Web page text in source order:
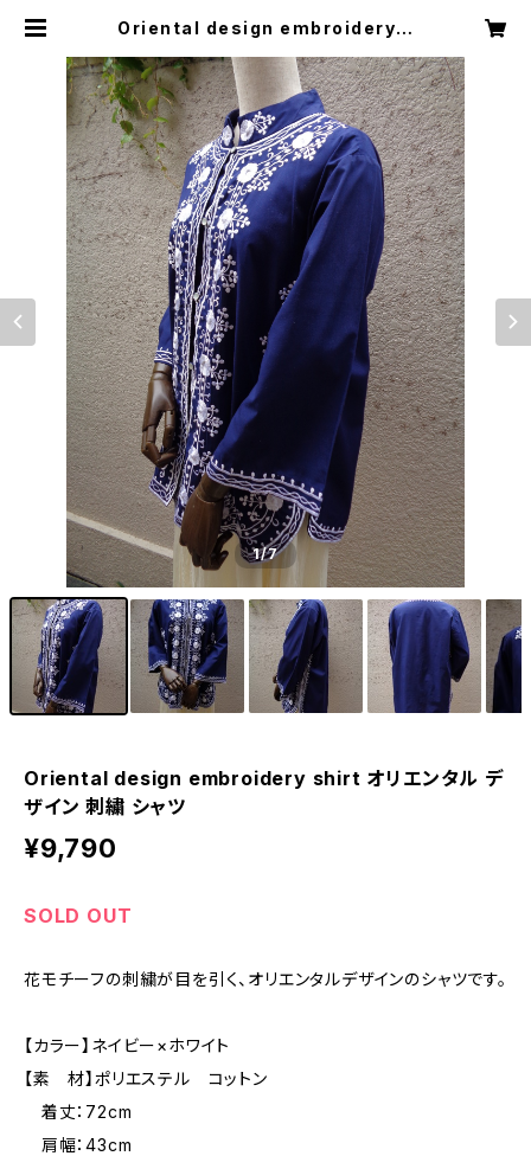
Oriental design embroidery s
ツ | Little Trip to Heaven
1/7
Oriental design embroidery shirt オリエンタル デ
ザイン 刺繍 シャツ
¥9,790
SOLD OUT
花モチーフの刺繍が目を引く、オリエンタルデザインのシャツです。
【カラー】ネイビー×ホワイト
【素 材】ポリエステル コットン
着丈：72cm
肩幅：43cm